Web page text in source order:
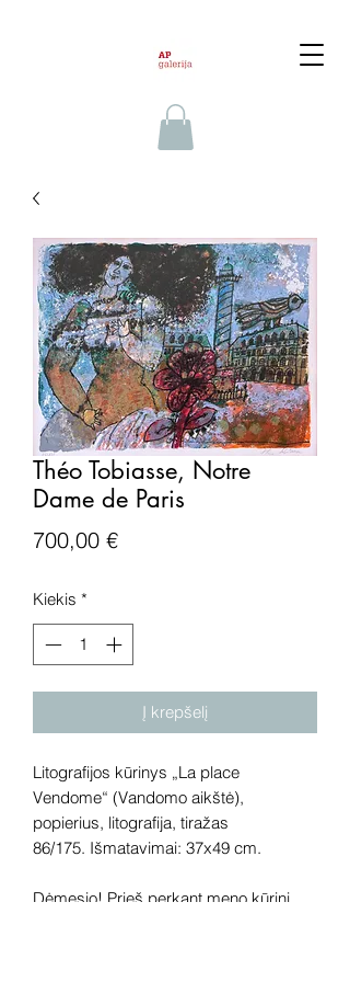
Théo Tobiasse, Notre
Dame de Paris
700,00 €Price
Kiekis *
Į krepšelį
Litografijos kūrinys „La place
Vendome“ (Vandomo aikštė),
popierius, litografija, tiražas
86/175. Išmatavimai: 37x49 cm.
Dėmesio! Prieš perkant meno kūrinį